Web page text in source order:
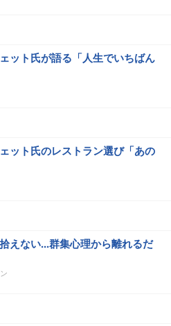
ット氏が語る「人生でいちばん
ット氏のレストラン選び「あの
えない...群集心理から離れるだ